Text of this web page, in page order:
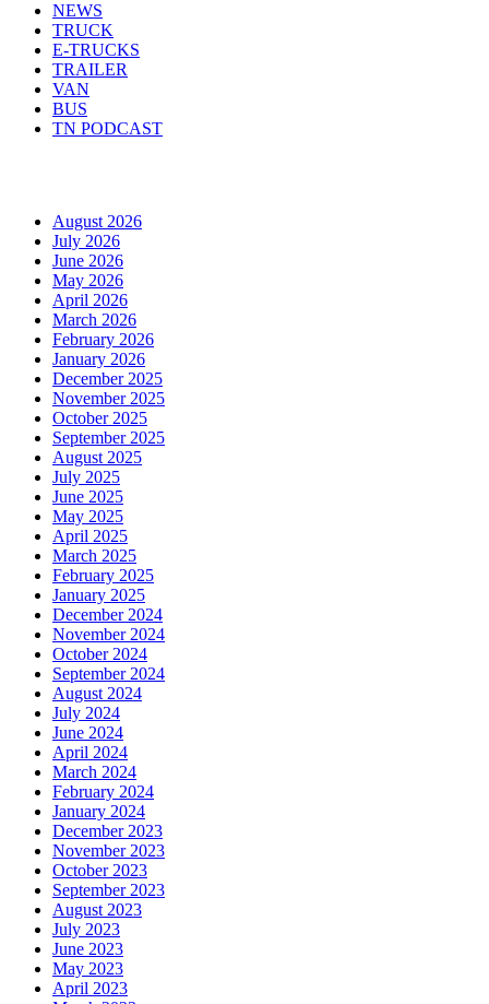
NEWS
TRUCK
E-TRUCKS
TRAILER
VAN
BUS
TN PODCAST
August 2026
July 2026
June 2026
May 2026
April 2026
March 2026
February 2026
January 2026
December 2025
November 2025
October 2025
September 2025
August 2025
July 2025
June 2025
May 2025
April 2025
March 2025
February 2025
January 2025
December 2024
November 2024
October 2024
September 2024
August 2024
July 2024
June 2024
April 2024
March 2024
February 2024
January 2024
December 2023
November 2023
October 2023
September 2023
August 2023
July 2023
June 2023
May 2023
April 2023